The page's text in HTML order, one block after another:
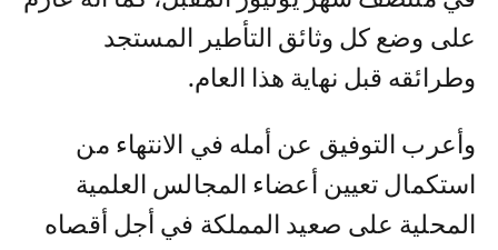
على وضع كل وثائق التأطير المستجد
وطرائقه قبل نهاية هذا العام.
وأعرب التوفيق عن أمله في الانتهاء من
استكمال تعيين أعضاء المجالس العلمية
المحلية على صعيد المملكة في أجل أقصاه